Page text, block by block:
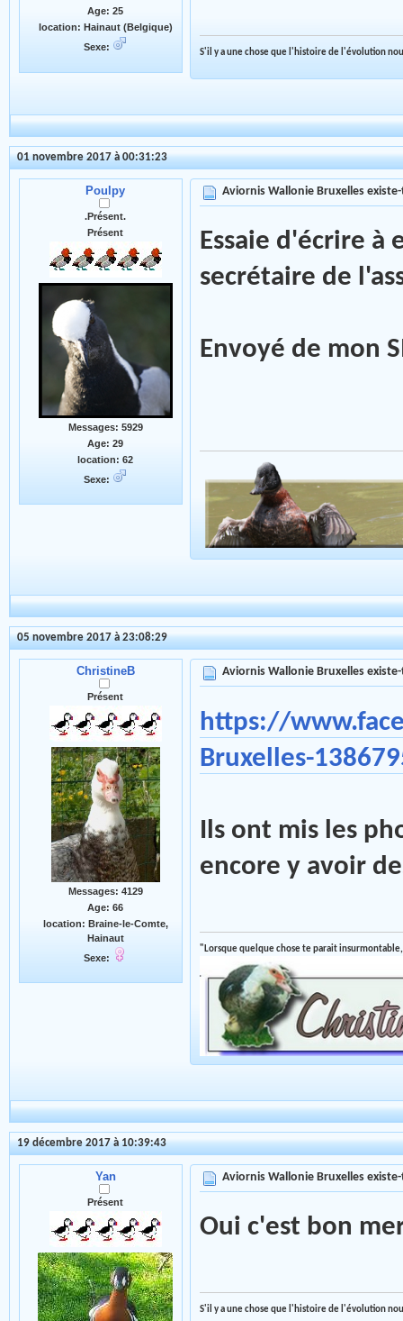
Age: 25
location: Hainaut (Belgique)
Sexe:
S'il y a une chose que l'histoire de l'évolution
01 novembre 2017 à 00:31:23
Poulpy
.Présent.
Présent
Messages: 5929
Age: 29
location: 62
Sexe:
Aviornis Wallonie Bruxelles
Essaie d'écrire à
secrétaire de
Envoyé de mon
05 novembre 2017 à 23:08:29
ChristineB
Présent
Messages: 4129
Age: 66
location: Braine-le-Comte,
Hainaut
Sexe:
Aviornis Wallonie Bruxelles
https://
Bruxelles-
Ils ont mis les
encore y avoir
"Lorsque quelque chose te parait
19 décembre 2017 à 10:39:43
Yan
Présent
Aviornis Wallonie Bruxelles
Oui c'est bon
S'il y a une chose que l'histoire de l'évolution